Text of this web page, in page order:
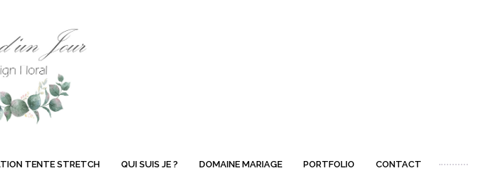
TENTE STRETCH QUI SUIS JE ? DOMAINE MARIAGE PORTFOLIO CONTACT